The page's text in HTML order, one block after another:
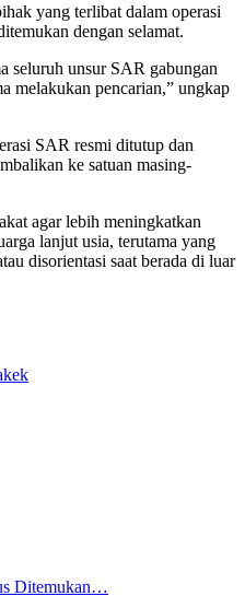
yang terlibat dalam operasi
dengan selamat.
seluruh unsur SAR gabungan
melakukan pencarian,” ungkap
SAR resmi ditutup dan
ke satuan masing-
agar lebih meningkatkan
lanjut usia, terutama yang
disorientasi saat berada di luar